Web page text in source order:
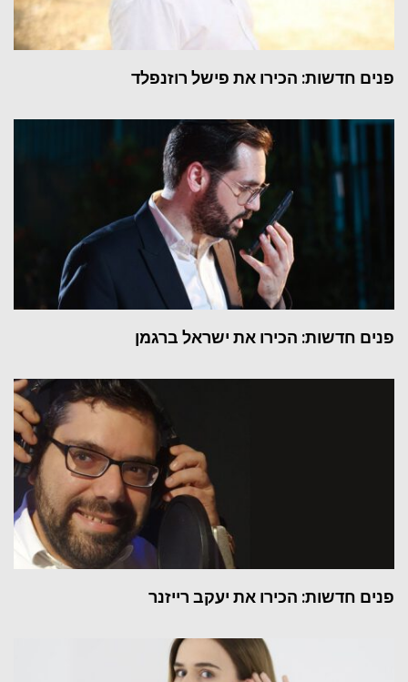
פנים חדשות: הכירו את פישל רוזנפלד
פנים חדשות: הכירו את ישראל ברגמן
פנים חדשות: הכירו את יעקב רייזנר